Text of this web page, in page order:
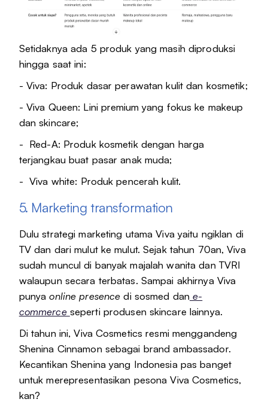
Setidaknya ada 5 produk yang masih diproduksi
hingga saat ini:
- Viva: Produk dasar perawatan kulit dan kosmetik;
- Viva Queen: Lini premium yang fokus ke makeup
dan skincare;
- Red-A: Produk kosmetik dengan harga
terjangkau buat pasar anak muda;
- Viva white: Produk pencerah kulit.
5. Marketing transformation
Dulu strategi marketing utama Viva yaitu ngiklan di
TV dan dari mulut ke mulut. Sejak tahun 70an, Viva
sudah muncul di banyak majalah wanita dan TVRI
walaupun secara terbatas. Sampai akhirnya Viva
punya online presence di sosmed dan e-
commerce seperti produsen skincare lainnya.
Di tahun ini, Viva Cosmetics resmi menggandeng
Shenina Cinnamon sebagai brand ambassador.
Kecantikan Shenina yang Indonesia pas banget
untuk merepresentasikan pesona Viva Cosmetics,
kan?